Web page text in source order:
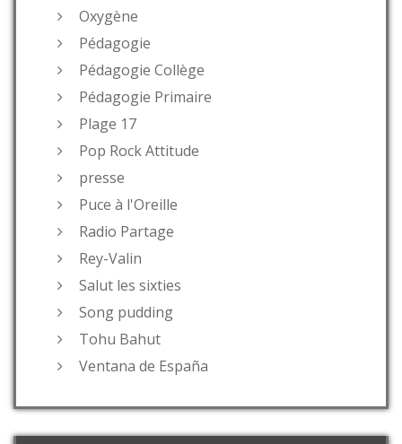
Oxygène
Pédagogie
Pédagogie Collège
Pédagogie Primaire
Plage 17
Pop Rock Attitude
presse
Puce à l'Oreille
Radio Partage
Rey-Valin
Salut les sixties
Song pudding
Tohu Bahut
Ventana de España